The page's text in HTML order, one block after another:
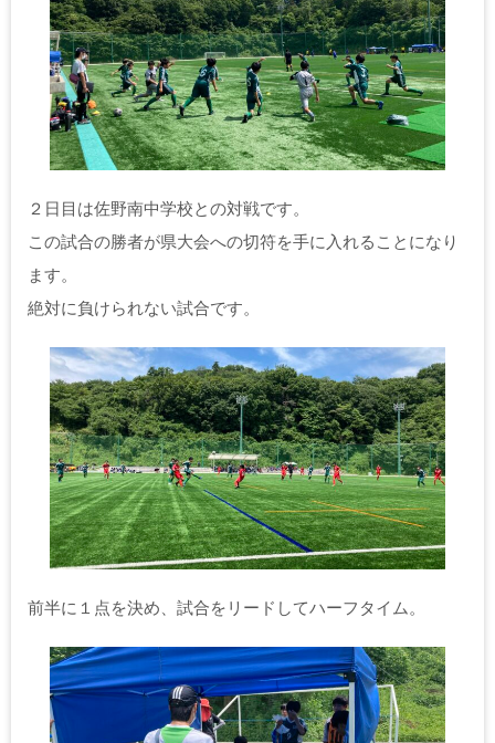
２日目は佐野南中学校との対戦です。
この試合の勝者が県大会への切符を手に入れることになり
ます。
絶対に負けられない試合です。
前半に１点を決め、試合をリードしてハーフタイム。